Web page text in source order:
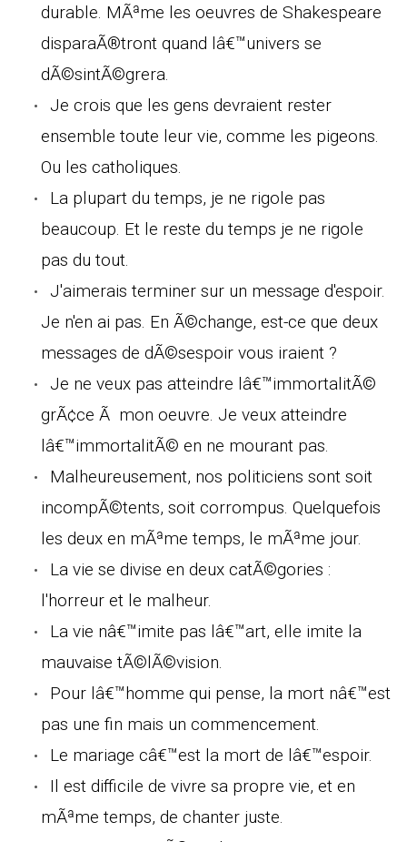
durable. MÃªme les oeuvres de Shakespeare
disparaÃ®tront quand lâ€™univers se
dÃ©sintÃ©grera.
Je crois que les gens devraient rester
ensemble toute leur vie, comme les pigeons.
Ou les catholiques.
La plupart du temps, je ne rigole pas
beaucoup. Et le reste du temps je ne rigole
pas du tout.
J'aimerais terminer sur un message d'espoir.
Je n'en ai pas. En Ã©change, est-ce que deux
messages de dÃ©sespoir vous iraient ?
Je ne veux pas atteindre lâ€™immortalitÃ©
grÃ¢ce Ã mon oeuvre. Je veux atteindre
lâ€™immortalitÃ© en ne mourant pas.
Malheureusement, nos politiciens sont soit
incompÃ©tents, soit corrompus. Quelquefois
les deux en mÃªme temps, le mÃªme jour.
La vie se divise en deux catÃ©gories :
l'horreur et le malheur.
La vie nâ€™imite pas lâ€™art, elle imite la
mauvaise tÃ©lÃ©vision.
Pour lâ€™homme qui pense, la mort nâ€™est
pas une fin mais un commencement.
Le mariage câ€™est la mort de lâ€™espoir.
Il est difficile de vivre sa propre vie, et en
mÃªme temps, de chanter juste.